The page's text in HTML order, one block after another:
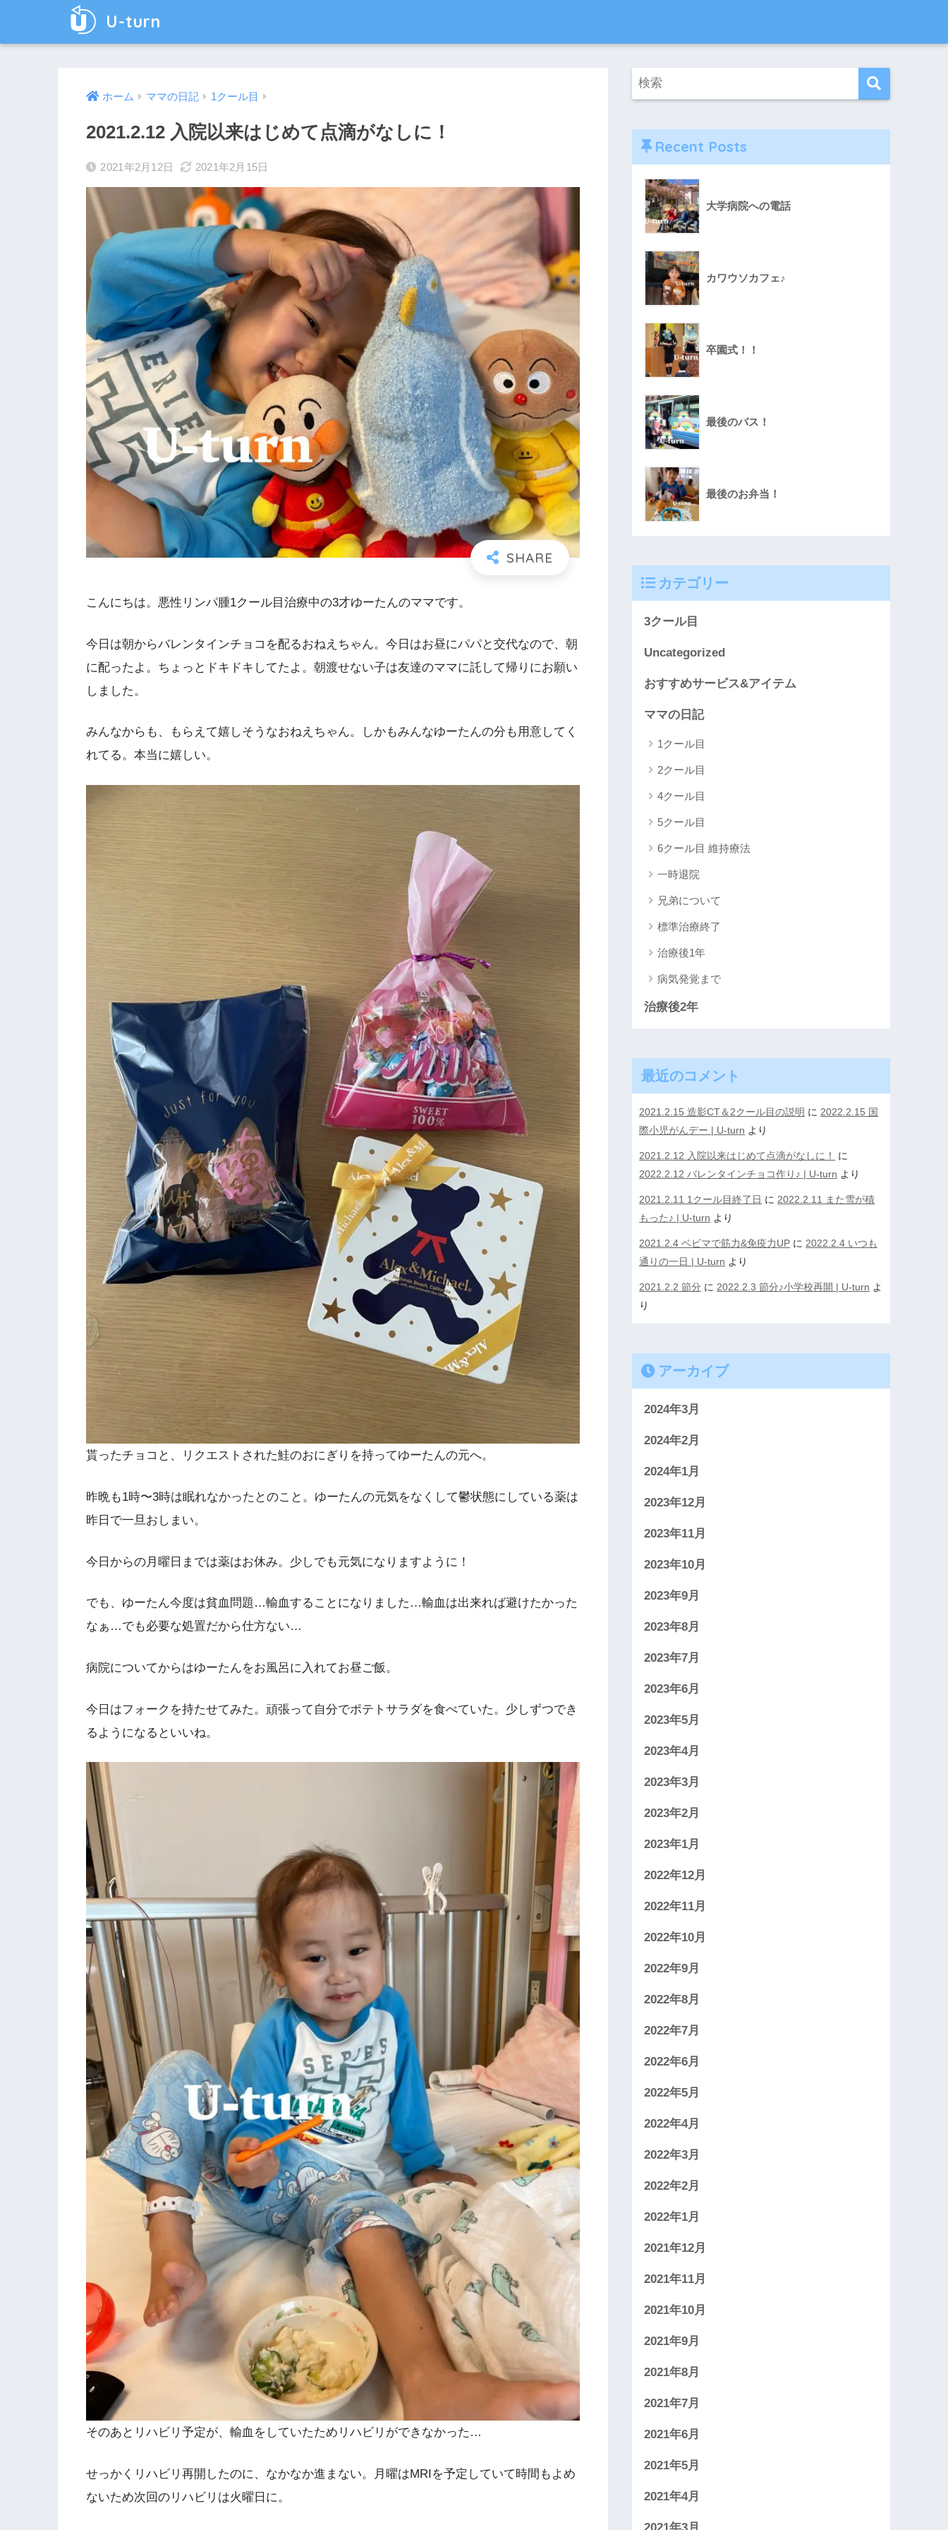
U-turn
ホーム ママの日記 1クール目
2021.2.12 入院以来はじめて点滴がなしに！
2021年2月12日 2021年2月15日
こんにちは。悪性リンパ腫1クール目治療中の3才ゆーたんのママです。
今日は朝からバレンタインチョコを配るおねえちゃん。今日はお昼にパパと交代なので、朝
に配ったよ。ちょっとドキドキしてたよ。朝渡せない子は友達のママに託して帰りにお願い
しました。
みんなからも、もらえて嬉しそうなおねえちゃん。しかもみんなゆーたんの分も用意してく
れてる。本当に嬉しい。
貰ったチョコと、リクエストされた鮭のおにぎりを持ってゆーたんの元へ。
昨晩も1時〜3時は眠れなかったとのこと。ゆーたんの元気をなくして鬱状態にしている薬は
昨日で一旦おしまい。
今日からの月曜日までは薬はお休み。少しでも元気になりますように！
でも、ゆーたん今度は貧血問題…輸血することになりました…輸血は出来れば避けたかった
なぁ…でも必要な処置だから仕方ない…
病院についてからはゆーたんをお風呂に入れてお昼ご飯。
今日はフォークを持たせてみた。頑張って自分でポテトサラダを食べていた。少しずつでき
るようになるといいね。
そのあとリハビリ予定が、輸血をしていたためリハビリができなかった…
せっかくリハビリ再開したのに、なかなか進まない。月曜はMRIを予定していて時間もよめ
ないため次回のリハビリは火曜日に。
Recent Posts
大学病院への電話
カワウソカフェ♪
卒園式！！
最後のバス！
最後のお弁当！
カテゴリー
3クール目
Uncategorized
おすすめサービス&アイテム
ママの日記
1クール目
2クール目
4クール目
5クール目
6クール目 維持療法
一時退院
兄弟について
標準治療終了
治療後1年
病気発覚まで
治療後2年
最近のコメント
2021.2.15 造影CT＆2クール目の説明 に 2022.2.15 国
際小児がんデー | U-turn より
2021.2.12 入院以来はじめて点滴がなしに！
に
2022.2.12 バレンタインチョコ作り♪ | U-turn より
2021.2.11 1クール目終了日 に 2022.2.11 また雪が積
もった♪ | U-turn より
2021.2.4 ベビマで筋力&免疫力UP に 2022.2.4 いつも
通りの一日 | U-turn より
2021.2.2 節分 に 2022.2.3 節分♪小学校再開 | U-turn よ
り
アーカイブ
2024年3月
2024年2月
2024年1月
2023年12月
2023年11月
2023年10月
2023年9月
2023年8月
2023年7月
2023年6月
2023年5月
2023年4月
2023年3月
2023年2月
2023年1月
2022年12月
2022年11月
2022年10月
2022年9月
2022年8月
2022年7月
2022年6月
2022年5月
2022年4月
2022年3月
2022年2月
2022年1月
2021年12月
2021年11月
2021年10月
2021年9月
2021年8月
2021年7月
2021年6月
2021年5月
2021年4月